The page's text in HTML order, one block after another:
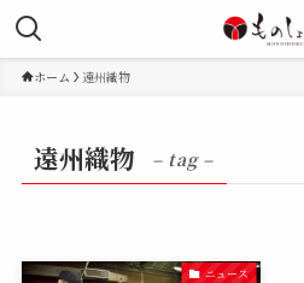
ホーム 遠州織物
遠州織物 – tag –
ニュース